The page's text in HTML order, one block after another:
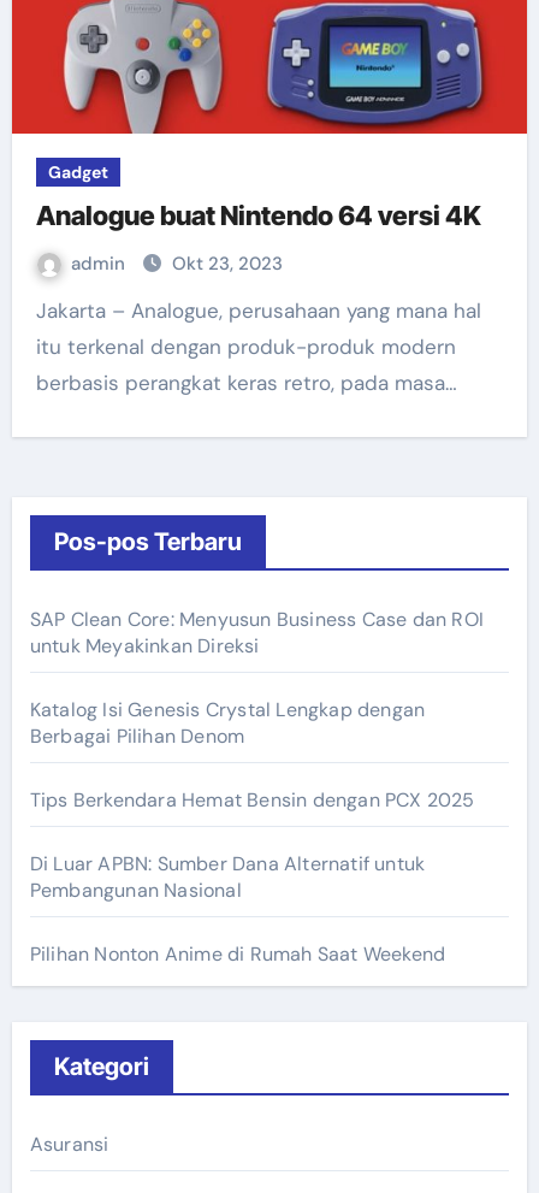
Gadget
Analogue buat Nintendo 64 versi 4K
admin Okt 23, 2023
Jakarta – Analogue, perusahaan yang mana hal
itu terkenal dengan produk-produk modern
berbasis perangkat keras retro, pada masa…
Pos-pos Terbaru
SAP Clean Core: Menyusun Business Case dan ROI
untuk Meyakinkan Direksi
Katalog Isi Genesis Crystal Lengkap dengan
Berbagai Pilihan Denom
Tips Berkendara Hemat Bensin dengan PCX 2025
Di Luar APBN: Sumber Dana Alternatif untuk
Pembangunan Nasional
Pilihan Nonton Anime di Rumah Saat Weekend
Kategori
Asuransi